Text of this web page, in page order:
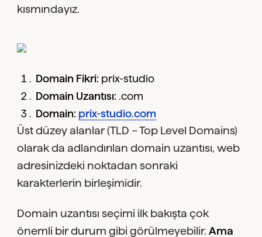
kısmındayız.
Domain Fikri: prix-studio
Domain Uzantısı: .com
Domain: prix-studio.com
Üst düzey alanlar (TLD – Top Level Domains)
olarak da adlandırılan domain uzantısı, web
adresinizdeki noktadan sonraki
karakterlerin birleşimidir.
Domain uzantısı seçimi ilk bakışta çok
önemli bir durum gibi görülmeyebilir. Ama